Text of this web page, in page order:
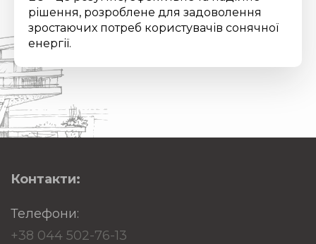
рішення, розроблене для задоволення
зростаючих потреб користувачів сонячної
енергії.
Контакти:
Телефони:
+38 044 502-76-13